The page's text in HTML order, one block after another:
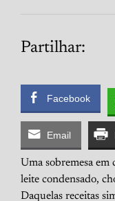
Partilhar:
Facebook
Email
Uma sobremesa em
leite condensado,
Daquelas receitas